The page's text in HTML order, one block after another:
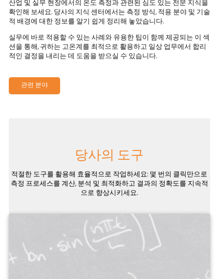
산업 및 실무 현장에서의 온도 측정과 관련된 심도 있는 전문 지식을
확인해 보세요. 당사의 지식 센터에서는 측정 방식, 적용 분야 및 기술
적 배경에 대한 정보를 알기 쉽게 정리해 놓았습니다.
실무에 바로 적용할 수 있는 사례와 유용한 팁이 함께 제공되는 이 섹
션을 통해, 귀하는 고온계를 최적으로 활용하고 일상 업무에서 합리
적인 결정을 내리는 데 도움을 받으실 수 있습니다.
관련 분야
당사의 도구
적절한 도구를 활용해 효율적으로 작업하세요: 몇 번의 클릭만으로
측정 프로세스를 계산, 분석 및 최적화하고 결과의 정확도를 지속적
으로 향상시키세요.